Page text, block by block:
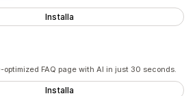
Installa
optimized FAQ page with AI in just 30 seconds.
Installa